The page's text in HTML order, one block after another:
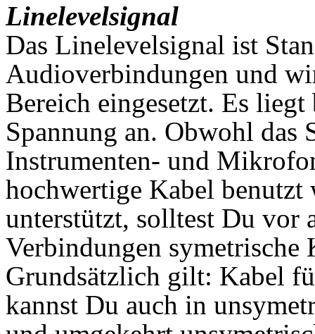
Linelevelsignal
Das Linelevelsignal ist
Audioverbindungen und
Bereich eingesetzt. Es
Spannung an. Obwohl
Instrumenten- und
hochwertige Kabel benutzt
unterstützt, solltest Du vor
Verbindungen
Grundsätzlich gilt: Kabel
kannst Du auch in